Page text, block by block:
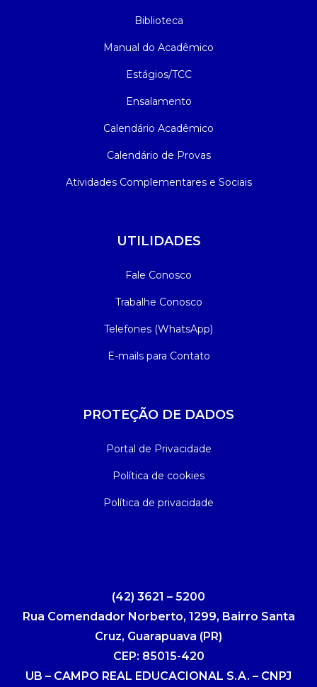
Biblioteca
Manual do Acadêmico
Estágios/TCC
Ensalamento
Calendário Acadêmico
Calendário de Provas
Atividades Complementares e Sociais
UTILIDADES
Fale Conosco
Trabalhe Conosco
Telefones (WhatsApp)
E-mails para Contato
PROTEÇÃO DE DADOS
Portal de Privacidade
Política de cookies
Política de privacidade
(42) 3621 – 5200
Rua Comendador Norberto, 1299, Bairro Santa
Cruz, Guarapuava (PR)
CEP: 85015-420
UB – CAMPO REAL EDUCACIONAL S.A. – CNPJ